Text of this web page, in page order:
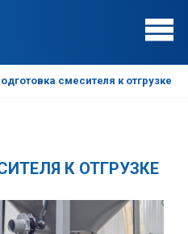
смесителя к отгрузке
К ОТГРУЗКЕ